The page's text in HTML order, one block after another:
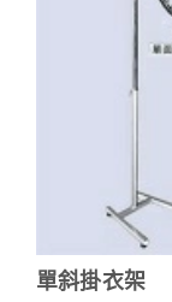
單斜掛衣架